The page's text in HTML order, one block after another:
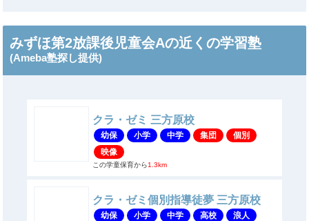
みずほ第2放課後児童会Aの近くの学習塾
(Ameba塾探し提供)
クラ・ゼミ 三方原校
幼保 小学 中学 集団
個別
映像
この学童保育から1.3km
クラ・ゼミ個別指導徒夢 三方原校
幼保 小学 中学 高校
浪人